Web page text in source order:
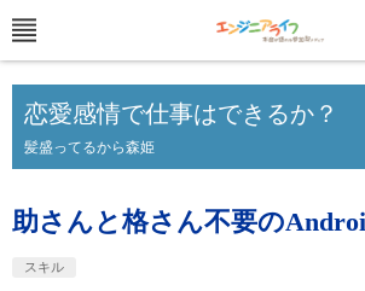
恋愛感情で仕事はできるか？
髪盛ってるから森姫
助さんと格さん不要の
スキル